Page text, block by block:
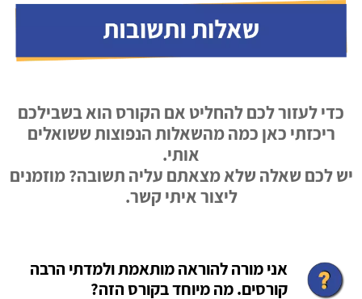
כדי לעזור לכם להחליט אם הקורס הוא בשבילכם
ריכזתי כאן כמה מהשאלות הנפוצות ששואלים
אותי.
יש לכם שאלה שלא מצאתם עליה תשובה? מוזמנים
ליצור איתי קשר.
אני מורה להוראה מותאמת ולמדתי הרבה
קורסים. מה מיוחד בקורס הזה?